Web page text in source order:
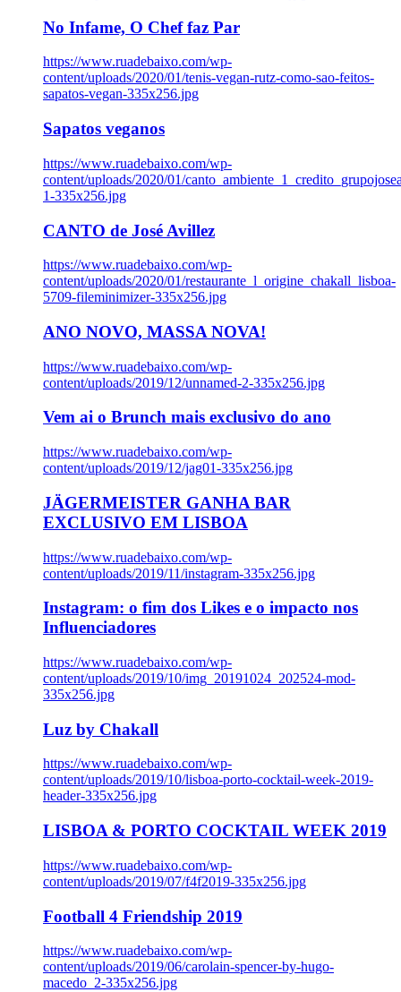
No Infame, O Chef faz Par
https://www.ruadebaixo.com/wp-
content/uploads/2020/01/tenis-vegan-rutz-como-sao-feitos-
sapatos-vegan-335x256.jpg
Sapatos veganos
https://www.ruadebaixo.com/wp-
content/uploads/2020/01/
1-335x256.jpg
CANTO de José Avillez
https://www.ruadebaixo.com/wp-
content/uploads/2020/01/restaurante_l_origine_chakall_lisboa-
5709-fileminimizer-335x256.jpg
ANO NOVO, MASSA NOVA!
https://www.ruadebaixo.com/wp-
content/uploads/2019/12/unnamed-2-335x256.jpg
Vem ai o Brunch mais exclusivo do ano
https://www.ruadebaixo.com/wp-
content/uploads/2019/12/jag01-335x256.jpg
JÄGERMEISTER GANHA BAR
EXCLUSIVO EM LISBOA
https://www.ruadebaixo.com/wp-
content/uploads/2019/11/instagram-335x256.jpg
Instagram: o fim dos Likes e o impacto nos
Influenciadores
https://www.ruadebaixo.com/wp-
content/uploads/2019/10/img_20191024_202524-mod-
335x256.jpg
Luz by Chakall
https://www.ruadebaixo.com/wp-
content/uploads/2019/10/lisboa-porto-cocktail-week-2019-
header-335x256.jpg
LISBOA & PORTO COCKTAIL WEEK 2019
https://www.ruadebaixo.com/wp-
content/uploads/2019/07/f4f2019-335x256.jpg
Football 4 Friendship 2019
https://www.ruadebaixo.com/wp-
content/uploads/2019/06/carolain-spencer-by-hugo-
macedo_2-335x256.jpg